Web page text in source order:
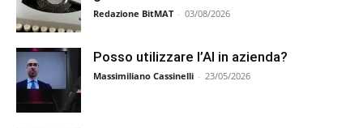
Redazione BitMAT - 03/08/2026
Posso utilizzare l’AI in azienda?
Massimiliano Cassinelli - 23/05/2026